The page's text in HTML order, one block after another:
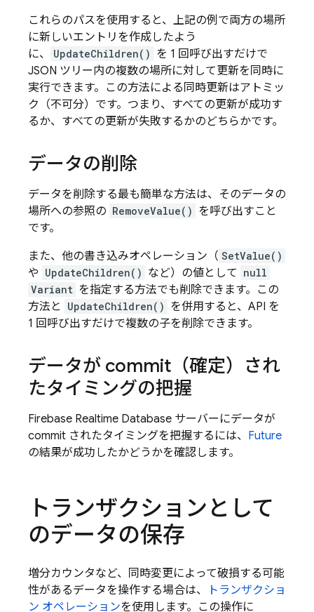
これらのパスを使用すると、上記の例で両方の場所
に新しいエントリを作成したよう
に、
UpdateChildren() を 1 回呼び出すだけで
JSON ツリー内の複数の場所に対して更新を同時に
実行できます。この方法による同時更新はアトミッ
ク（不可分）です。つまり、すべての更新が成功す
るか、すべての更新が失敗するかのどちらかです。
データの削除
データを削除する最も簡単な方法は、そのデータの
場所への参照の RemoveValue() を呼び出すこと
です。
また、他の書き込みオペレーション（ SetValue()
や UpdateChildren() など）の値として null
Variant を指定する方法でも削除できます。この
方法と
UpdateChildren() を併用すると、API を
1 回呼び出すだけで複数の子を削除できます。
データが commit（確定）され
たタイミングの把握
Firebase Realtime Database サーバーにデータが
commit されたタイミングを把握するには、 Future
の結果が成功したかどうかを確認します。
トランザクションとして
のデータの保存
増分カウンタなど、同時変更によって破損する可能
性があるデータを操作する場合は、
トランザクショ
ン オペレーションを使用します。この操作に